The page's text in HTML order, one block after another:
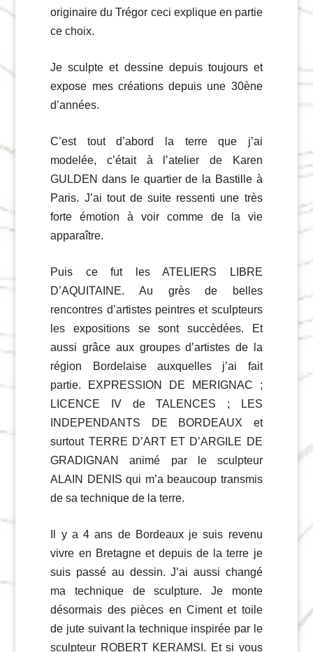
originaire du Trégor ceci explique en partie
ce choix.
Je sculpte et dessine depuis toujours et
expose mes créations depuis une 30ène
d’années.
C’est tout d’abord la terre que j’ai
modelée, c’était à l’atelier de Karen
GULDEN dans le quartier de la Bastille à
Paris. J’ai tout de suite ressenti une très
forte émotion à voir comme de la vie
apparaître.
Puis ce fut les ATELIERS LIBRE
D’AQUITAINE. Au grès de belles
rencontres d’artistes peintres et sculpteurs
les expositions se sont succèdées. Et
aussi grâce aux groupes d’artistes de la
région Bordelaise auxquelles j’ai fait
partie. EXPRESSION DE MERIGNAC ;
LICENCE IV de TALENCES ; LES
INDEPENDANTS DE BORDEAUX et
surtout TERRE D’ART ET D’ARGILE DE
GRADIGNAN animé par le sculpteur
ALAIN DENIS qui m’a beaucoup transmis
de sa technique de la terre.
Il y a 4 ans de Bordeaux je suis revenu
vivre en Bretagne et depuis de la terre je
suis passé au dessin. J’ai aussi changé
ma technique de sculpture. Je monte
désormais des pièces en Ciment et toile
de jute suivant la technique inspirée par le
sculpteur ROBERT KERAMSI. Et si vous